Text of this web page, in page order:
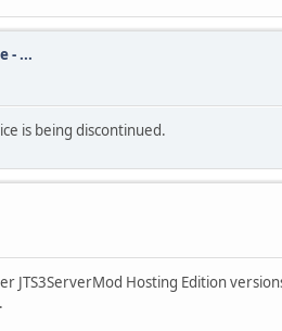
- ...
is being discontinued.
JTS3ServerMod Hosting Edition